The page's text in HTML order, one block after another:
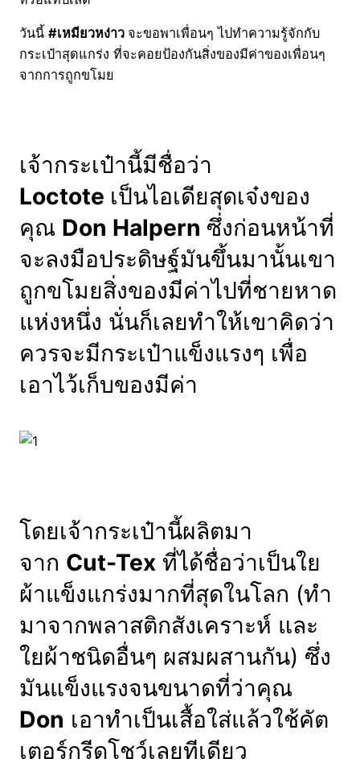
วันนี้ #เหมียวหง่าว จะขอพาเพื่อนๆ ไปทำความรู้จักกับ
กระเป๋าสุดแกร่ง ที่จะคอยป้องกันสิ่งของมีค่าของเพื่อนๆ
จากการถูกขโมย
เจ้ากระเป๋านี้มีชื่อว่า
Loctote เป็นไอเดียสุดเจ๋งของ
คุณ Don Halpern ซึ่งก่อนหน้าที่
จะลงมือประดิษฐ์มันขึ้นมานั้นเขา
ถูกขโมยสิ่งของมีค่าไปที่ชายหาด
แห่งหนึ่ง นั่นก็เลยทำให้เขาคิดว่า
ควรจะมีกระเป๋าแข็งแรงๆ เพื่อ
เอาไว้เก็บของมีค่า
โดยเจ้ากระเป๋านี้ผลิตมา
จาก Cut-Tex ที่ได้ชื่อว่าเป็นใย
ผ้าแข็งแกร่งมากที่สุดในโลก (ทำ
มาจากพลาสติกสังเคราะห์ และ
ใยผ้าชนิดอื่นๆ ผสมผสานกัน) ซึ่ง
มันแข็งแรงจนขนาดที่ว่าคุณ
Don เอาทำเป็นเสื้อใส่แล้วใช้คัต
เตอร์กรีดโชว์เลยทีเดียว